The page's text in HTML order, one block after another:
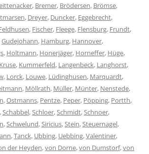
, Bremer, Brödersen, Brömse,
, Dreyer, Duncker, Eggebrecht,
, Fischer, Fleege, Flensburg, Frundt,
Gudejohann, Hamburg, Hannover,
, Holtmann, Honerjäger, Horneffer, Hüge,
Kruse, Kummerfeld, Langenbeck, Langhorst,
, Lorck, Louwe, Lüdinghusen, Marquardt,
, Möllrath, Müller, Münter, Nenstede,
,Ostmanns, Pentze, Peper, Pöpping, Portth,
,Schabbel,Schloer,Schmidt,Schnoer,
,Schwelund,Siricius,Stein,Steuernagel,
,Tanck, Ubbing, Uebbing,Valentiner,
der Heyden,von Dorne,von Dumstorf,von